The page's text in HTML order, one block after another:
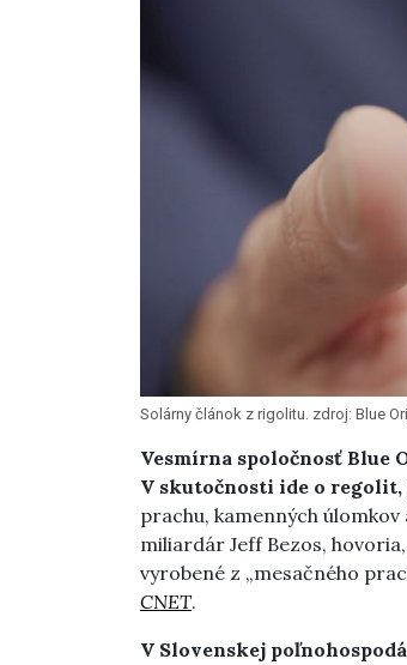
Solárny článok z rigolitu. zdroj: Blue
Vesmírna spoločnosť Blue
V skutočnosti ide o regolit,
prachu, kamenných
miliardár Jeff Bezos,
vyrobené z „mesačného
CNET.
V Slovenskej